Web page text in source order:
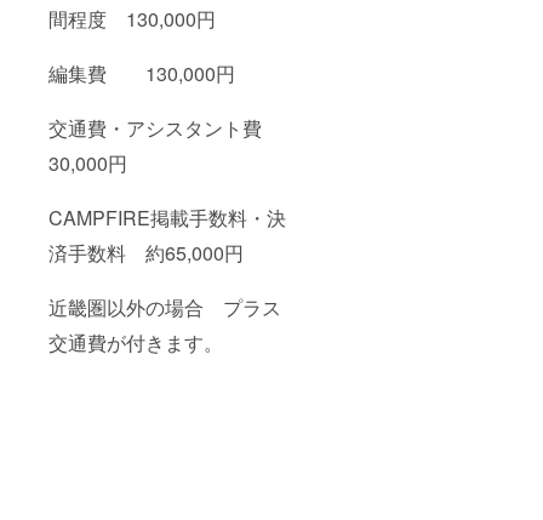
間程度 130,000円
編集費 130,000円
交通費・アシスタント費
30,000円
CAMPFIRE掲載手数料・決
済手数料 約65,000円
近畿圏以外の場合 プラス
交通費が付きます。